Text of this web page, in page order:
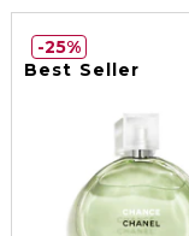
Best Seller
25%